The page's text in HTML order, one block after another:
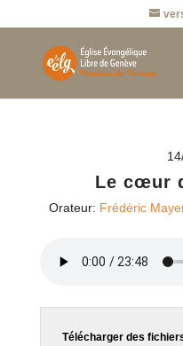
Le cœur
Orateur: Frédéric
Télécharger des